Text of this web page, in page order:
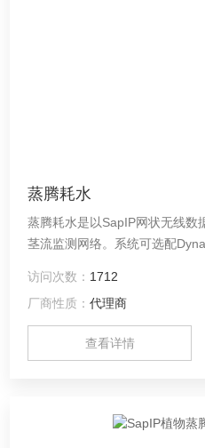
蒸腾耗水
蒸腾耗水是以SapIP网状无线数
茎流监测网络。系统可选配
SapIP中获取，也可借助网络将
到Agrisensors服务器。实现设
访问次数： 1712
厂商性质：代理商
查看详情